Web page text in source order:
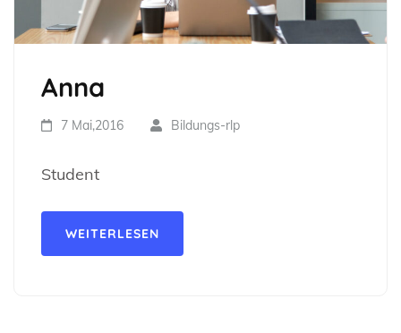
Anna
7 Mai,2016 Bildungs-rlp
Student
WEITERLESEN